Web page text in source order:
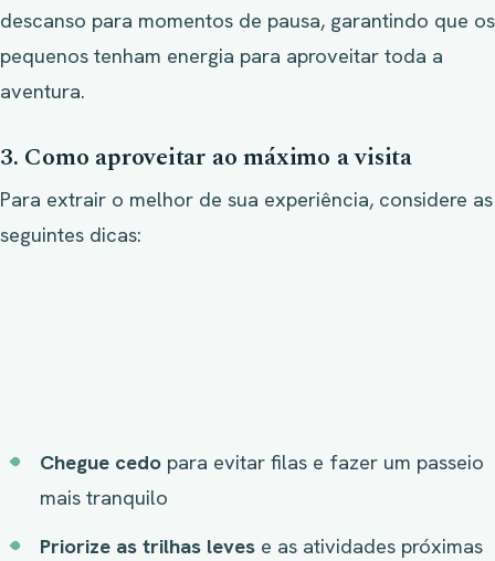
descanso para momentos de pausa, garantindo que os
pequenos tenham energia para aproveitar toda a
aventura.
3. Como aproveitar ao máximo a visita
Para extrair o melhor de sua experiência, considere as
seguintes dicas:
Chegue cedo para evitar filas e fazer um passeio
mais tranquilo
Priorize as trilhas leves e as atividades próximas